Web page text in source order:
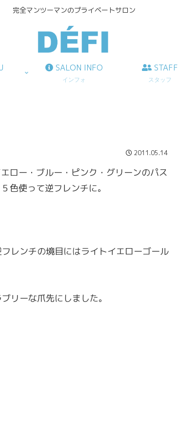
完全マンツーマンのプライベートサロン
SALON INFO
インフォ
STAFF
スタッフ
2011.05.14
ロー・ブルー・ピンク・グリーンのパス
色使って逆フレンチに。
レンチの境目にはライトイエローゴール
リーな爪先にしました。